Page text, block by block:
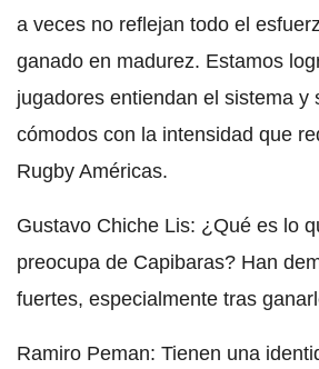
a veces no reflejan todo el
ganado en madurez. Estamos
jugadores entiendan el sistema y
cómodos con la intensidad que
Rugby Américas.
Gustavo Chiche Lis: ¿Qué es lo
preocupa de Capibaras? Han
fuertes, especialmente tras
Ramiro Peman: Tienen una